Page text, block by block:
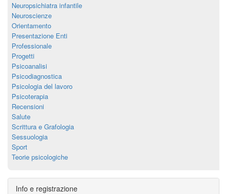
Neuropsichiatra infantile
Neuroscienze
Orientamento
Presentazione Enti
Professionale
Progetti
Psicoanalisi
Psicodiagnostica
Psicologia del lavoro
Psicoterapia
Recensioni
Salute
Scrittura e Grafologia
Sessuologia
Sport
Teorie psicologiche
Info e registrazione